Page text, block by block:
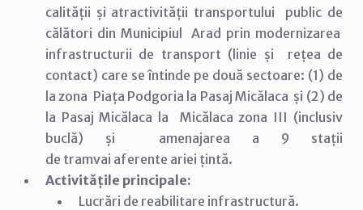
calității și atractivității transportului public de
călători din Municipiul Arad prin modernizarea
infrastructurii de transport (linie și rețea de
contact) care se întinde pe două sectoare: (1) de
la zona Piața Podgoria la Pasaj Micălaca și (2) de
la Pasaj Micălaca la Micălaca zona III (inclusiv
buclă) și amenajarea a 9 stații
de tramvai aferente ariei țintă.
Activitățile principale:
Lucrări de reabilitare infrastructură.